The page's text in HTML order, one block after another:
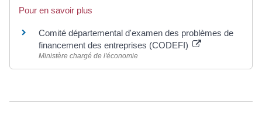
Pour en savoir plus
Comité départemental d'examen des problèmes de
financement des entreprises (CODEFI)
Ministère chargé de l'économie